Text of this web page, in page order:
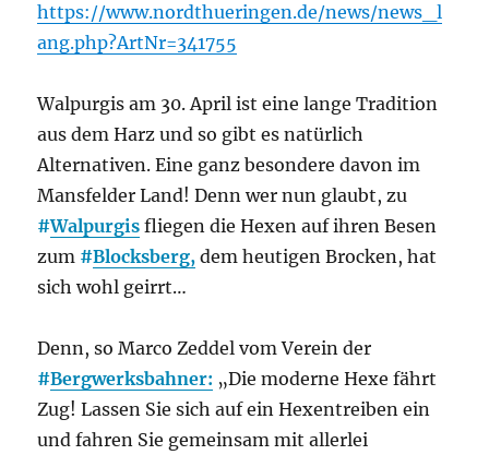
https://www.nordthueringen.de/news/news_l
ang.php?ArtNr=341755
Walpurgis am 30. April ist eine lange Tradition
aus dem Harz und so gibt es natürlich
Alternativen. Eine ganz besondere davon im
Mansfelder Land! Denn wer nun glaubt, zu
#Walpurgis fliegen die Hexen auf ihren Besen
zum #Blocksberg, dem heutigen Brocken, hat
sich wohl geirrt…
Denn, so Marco Zeddel vom Verein der
#Bergwerksbahner: „Die moderne Hexe fährt
Zug! Lassen Sie sich auf ein Hexentreiben ein
und fahren Sie gemeinsam mit allerlei